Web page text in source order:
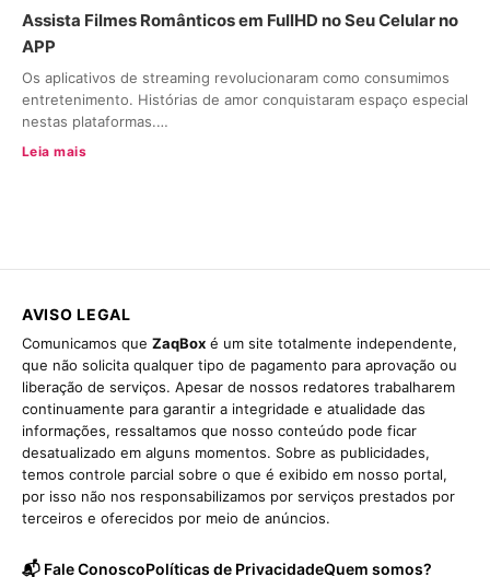
Assista Filmes Românticos em FullHD no Seu Celular no
APP
Os aplicativos de streaming revolucionaram como consumimos
entretenimento. Histórias de amor conquistaram espaço especial
nestas plataformas.…
Leia mais
AVISO LEGAL
Comunicamos que ZaqBox é um site totalmente independente,
que não solicita qualquer tipo de pagamento para aprovação ou
liberação de serviços. Apesar de nossos redatores trabalharem
continuamente para garantir a integridade e atualidade das
informações, ressaltamos que nosso conteúdo pode ficar
desatualizado em alguns momentos. Sobre as publicidades,
temos controle parcial sobre o que é exibido em nosso portal,
por isso não nos responsabilizamos por serviços prestados por
terceiros e oferecidos por meio de anúncios.
📬 Fale ConoscoPolíticas de PrivacidadeQuem somos?